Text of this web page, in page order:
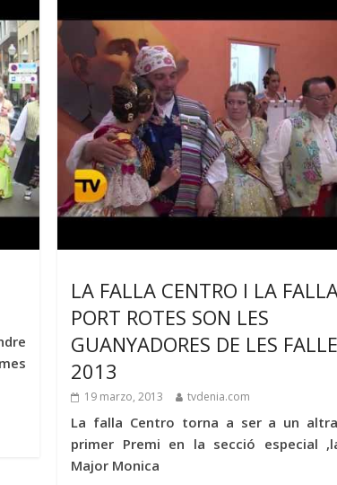
LA FALLA CENTRO I LA
PORT ROTES SON LES
GUANYADORES DE LES
2013
19 marzo, 2013 tvdenia.com
La falla Centro torna a ser a un
primer Premi en la secció especial
Major Monica